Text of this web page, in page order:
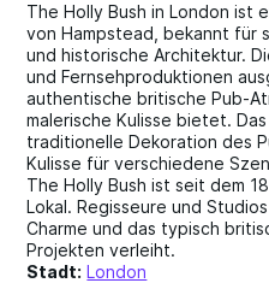
The Holly Bush in London ist
von Hampstead, bekannt für
und historische Architektur.
und Fernsehproduktionen
authentische britische Pub-
malerische Kulisse bietet.
traditionelle Dekoration des
Kulisse für verschiedene
The Holly Bush ist seit dem
Lokal. Regisseure und
Charme und das typisch
Projekten verleiht.
Stadt: London